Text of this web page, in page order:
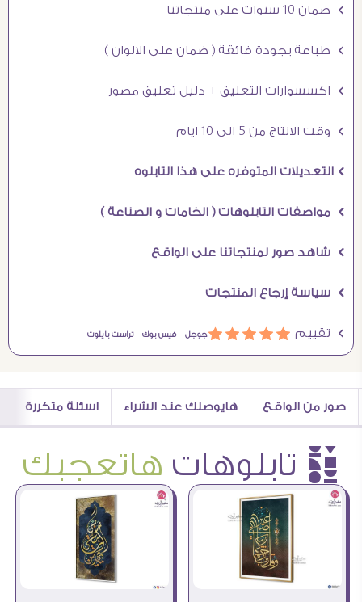
Ö ضمان 10 سنوات على منتجاتنا
Ö طباعة بجودة فائقة ( ضمان على الالوان )
Ö اكسسوارات التعليق + دليل تعليق مصور
Ö وقت الانتاج من 5 الى 10 ايام
Ö التعديلات المتوفره على هذا التابلوه
Ö مواصفات التابلوهات ( الخامات و الصناعة )
Ö شاهد صور لمنتجاتنا على الواقع
Ö سياسة إرجاع المنتجات
Ö تقييم áááááجوجل –فيس بوك –تراست بايلوت
صور من الواقع هايوصلك عند الشراء اسئلة متكررة
è تابلوهات هاتعجبك